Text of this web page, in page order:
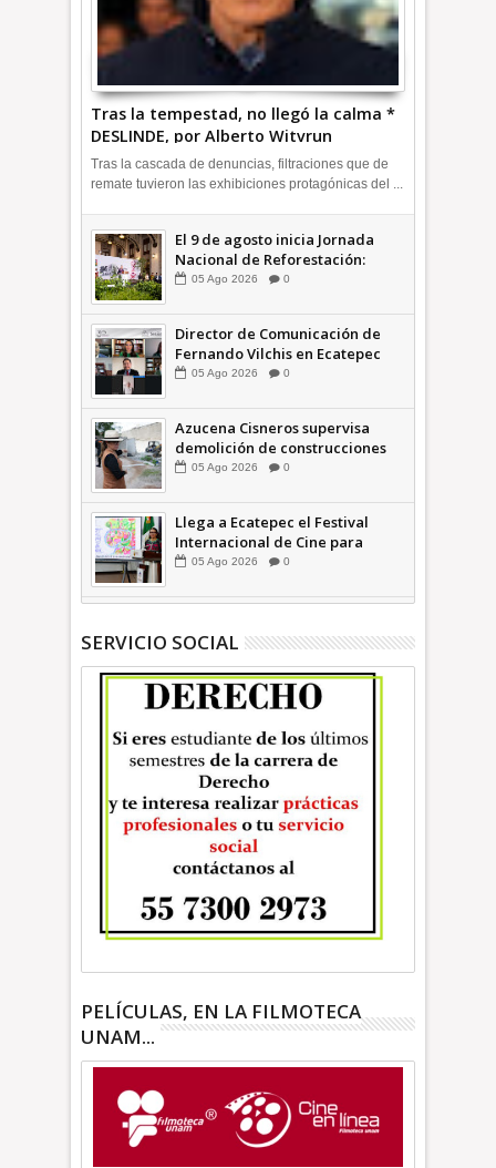
Tras la tempestad, no llegó la calma *
DESLINDE, por Alberto Witvrun
OPINIÓN
Tras la cascada de denuncias, filtraciones que de
remate tuvieron las exhibiciones protagónicas del ...
El 9 de agosto inicia Jornada
Nacional de Reforestación:
presidenta Sheinbaum +Video
05 Ago 2026 0
Director de Comunicación de
Fernando Vilchis en Ecatepec
financió publicaciones en redes
Cisneros: TEEM | INFORMATIVA
05 Ago 2026 0
Azucena Cisneros supervisa
demolición de construcciones
ilegales en zona federal
05 Ago 2026 0
Llega a Ecatepec el Festival
Internacional de Cine para
Niños (… y no tan Niños) +Video
05 Ago 2026 0
SERVICIO SOCIAL
PELÍCULAS, EN LA FILMOTECA
UNAM...